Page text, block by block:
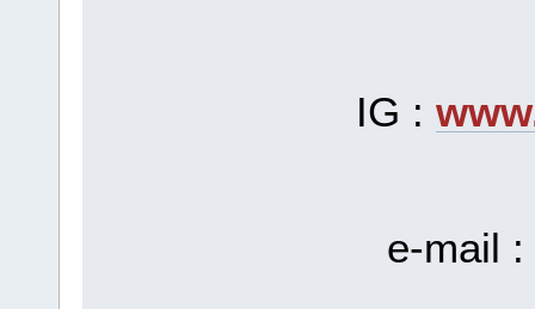
IG :
e-mail :